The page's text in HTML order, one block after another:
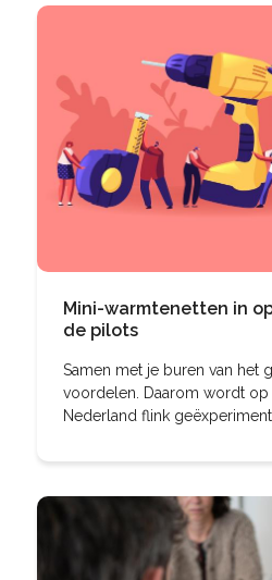
Mini-warmtenetten in
de pilots
Samen met je buren van het
voordelen. Daarom wordt op
Nederland flink
er uit de